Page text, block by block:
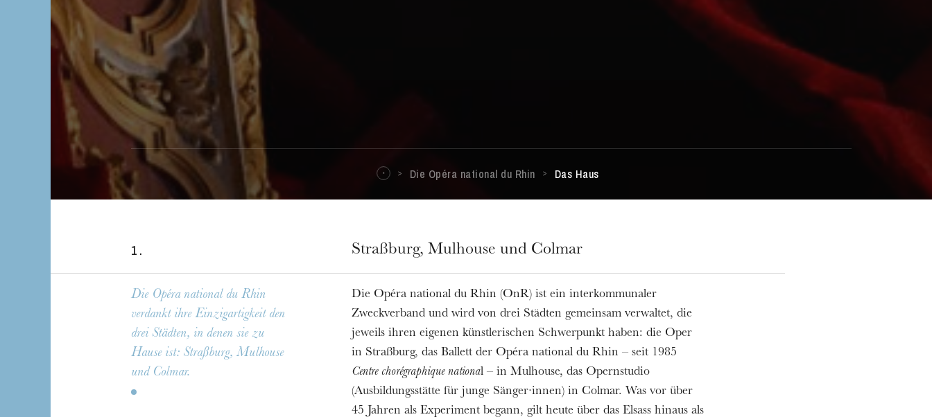
Die Opéra national du Rhin Das Haus
1 . Straßburg, Mulhouse und Colmar
Die Opéra national du Rhin
verdankt ihre Einzigartigkeit den
drei Städten, in denen sie zu
Hause ist: Straßburg, Mulhouse
und Colmar.
Die Opéra national du Rhin (OnR) ist ein interkommunaler
Zweckverband und wird von drei Städten gemeinsam verwaltet, die
jeweils ihren eigenen künstlerischen Schwerpunkt haben: die Oper
in Straßburg, das Ballett der Opéra national du Rhin – seit 1985
Centre chorégraphique national – in Mulhouse, das Opernstudio
(Ausbildungsstätte für junge Sänger·innen) in Colmar. Was vor über
45 Jahren als Experiment begann, gilt heute über das Elsass hinaus als